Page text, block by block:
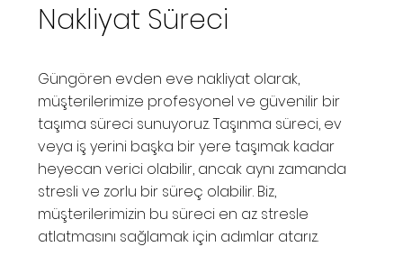
Nakliyat Süreci
Güngören evden eve nakliyat olarak,
müşterilerimize profesyonel ve güvenilir bir
taşıma süreci sunuyoruz. Taşınma süreci, ev
veya iş yerini başka bir yere taşımak kadar
heyecan verici olabilir, ancak aynı zamanda
stresli ve zorlu bir süreç olabilir. Biz,
müşterilerimizin bu süreci en az stresle
atlatmasını sağlamak için adımlar atarız.